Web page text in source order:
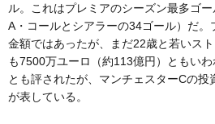
ル。これはプレミアのシーズン最多ゴ
A・コールとシアラーの34ゴール）だ
金額ではあったが、まだ22歳と若いス
も7500万ユーロ（約113億円）ともいわ
とも評されたが、マンチェスターCの
が表している。